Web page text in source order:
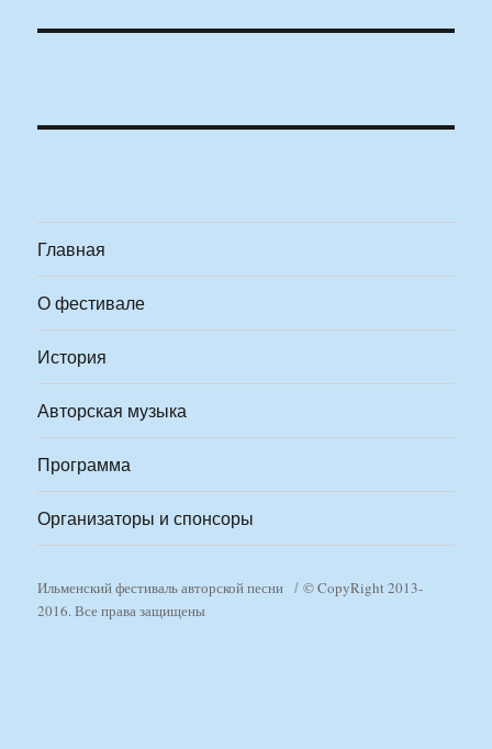
Главная
О фестивале
История
Авторская музыка
Программа
Организаторы и спонсоры
Ильменский фестиваль авторской песни
© CopyRight 2013-
2016. Все права защищены